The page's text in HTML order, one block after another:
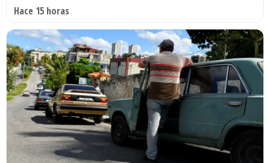
Hace 15 horas